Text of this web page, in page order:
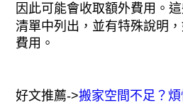
因此可能會收取額外費用。
清單中列出，並有特殊說明
費用。
好文推薦->搬家空間不足？